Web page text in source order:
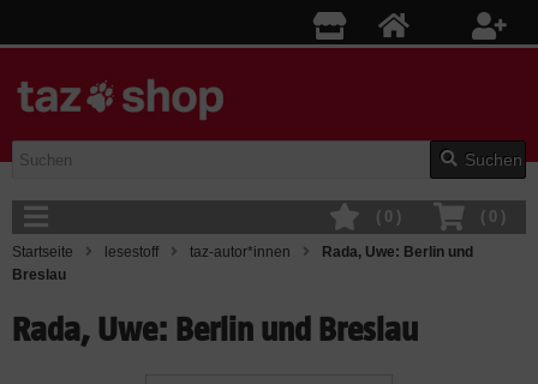
Suchen
( 0 )
( 0 )
Startseite lesestoff taz-autor*innen
Rada, Uwe: Berlin und
Breslau
Rada, Uwe: Berlin und Breslau